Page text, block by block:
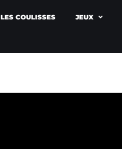
LES COULISSES JEUX